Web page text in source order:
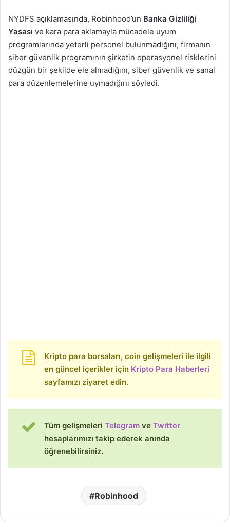
NYDFS açıklamasında, Robinhood’un Banka Gizliliği
Yasası ve kara para aklamayla mücadele uyum
programlarında yeterli personel bulunmadığını, firmanın
siber güvenlik programının şirketin operasyonel risklerini
düzgün bir şekilde ele almadığını, siber güvenlik ve sanal
para düzenlemelerine uymadığını söyledi.
Kripto para borsaları, coin gelişmeleri ile ilgili
en güncel içerikler için Kripto Para Haberleri
sayfamızı ziyaret edin.
Tüm gelişmeleri Telegram ve Twitter
hesaplarımızı takip ederek anında
öğrenebilirsiniz.
Robinhood